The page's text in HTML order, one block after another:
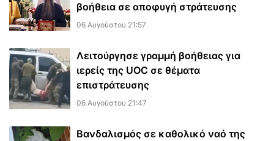
βοήθεια σε αποφυγή στράτευσης
06 Αυγούστου 21:57
Λειτούργησε γραμμή βοήθειας για
ιερείς της UOC σε θέματα
επιστράτευσης
06 Αυγούστου 21:47
Βανδαλισμός σε καθολικό ναό της